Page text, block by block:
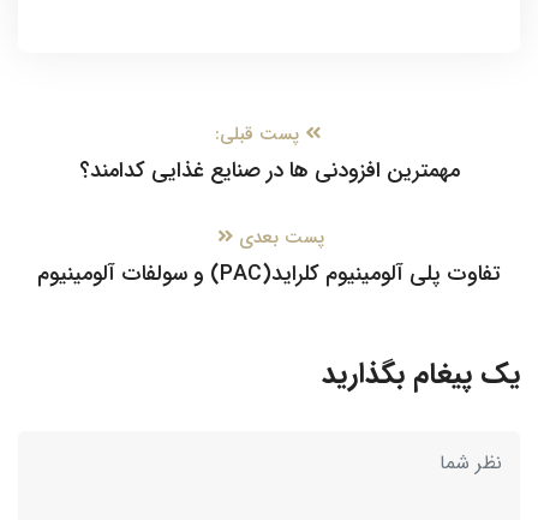
پست قبلی:
مهمترین افزودنی ها در صنایع غذایی کدامند؟
پست بعدی
تفاوت پلی آلومینیوم کلراید(PAC) و سولفات آلومینیوم
یک پیغام بگذارید